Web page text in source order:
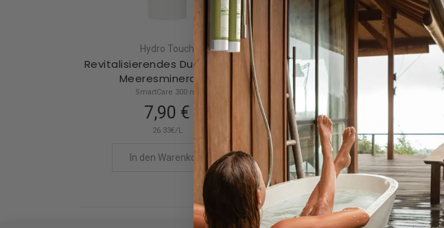
Hydro Touch
Revitalisierendes Duschgel mit
Meeresmineralien
SmartCare 300 ml
7,90 €
26.33€/L
In den Warenkorb
Hydro Touch
Erfrischende 2 in 1 Haar- und
Körperseife mit
Meeresmineralien
7,90 €
26.33€/L
In den Warenkorb